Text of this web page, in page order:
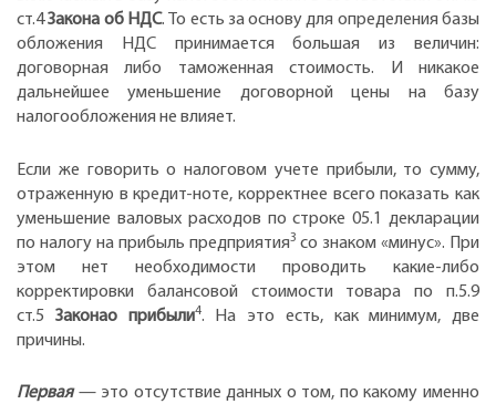
ст.4Закона об НДС. То есть за основу для определения базы
обложения НДС принимается большая из величин:
договорная либо таможенная стоимость. И никакое
дальнейшее уменьшение договорной цены на базу
налогообложения не влияет.
Если же говорить о налоговом учете прибыли, то сумму,
отраженную в кредит-ноте, корректнее всего показать как
уменьшение валовых расходов по строке 05.1 декларации
по налогу на прибыль предприятия3 со знаком «минус». При
этом нет необходимости проводить какие-либо
корректировки балансовой стоимости товара по п.5.9
ст.5 Законао прибыли4. На это есть, как минимум, две
причины.
Первая— это отсутствие данных о том, по какому именно